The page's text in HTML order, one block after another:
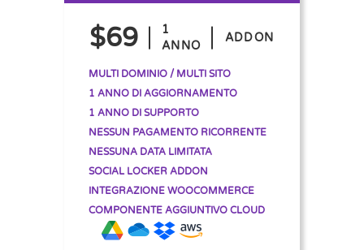
$69
1
ANNO
ADDON
MULTI DOMINIO / MULTI SITO
1 ANNO DI AGGIORNAMENTO
1 ANNO DI SUPPORTO
NESSUN PAGAMENTO RICORRENTE
NESSUNA DATA LIMITATA
SOCIAL LOCKER ADDON
INTEGRAZIONE WOOCOMMERCE
COMPONENTE AGGIUNTIVO CLOUD